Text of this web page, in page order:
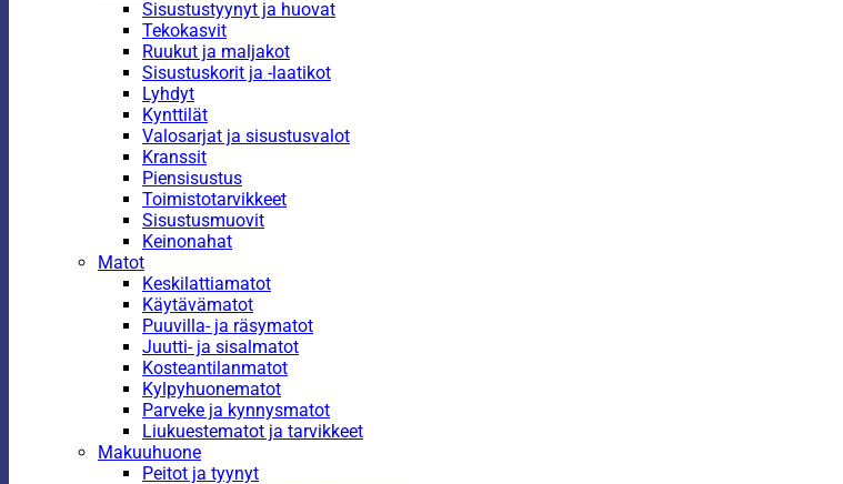
Sisustustyynyt ja huovat
Tekokasvit
Ruukut ja maljakot
Sisustuskorit ja -laatikot
Lyhdyt
Kynttilät
Valosarjat ja sisustusvalot
Kranssit
Piensisustus
Toimistotarvikkeet
Sisustusmuovit
Keinonahat
Matot
Keskilattiamatot
Käytävämatot
Puuvilla- ja räsymatot
Juutti- ja sisalmatot
Kosteantilanmatot
Kylpyhuonematot
Parveke ja kynnysmatot
Liukuestematot ja tarvikkeet
Makuuhuone
Peitot ja tyynyt